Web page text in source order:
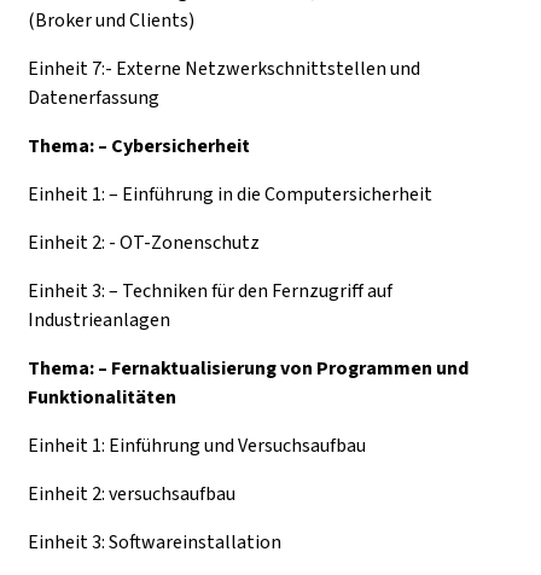
(Broker und Clients)
Einheit 7:- Externe Netzwerkschnittstellen und
Datenerfassung
Thema: – Cybersicherheit
Einheit 1: – Einführung in die Computersicherheit
Einheit 2: - OT-Zonenschutz
Einheit 3: – Techniken für den Fernzugriff auf
Industrieanlagen
Thema: – Fernaktualisierung von Programmen und
Funktionalitäten
Einheit 1: Einführung und Versuchsaufbau
Einheit 2: versuchsaufbau
Einheit 3: Softwareinstallation